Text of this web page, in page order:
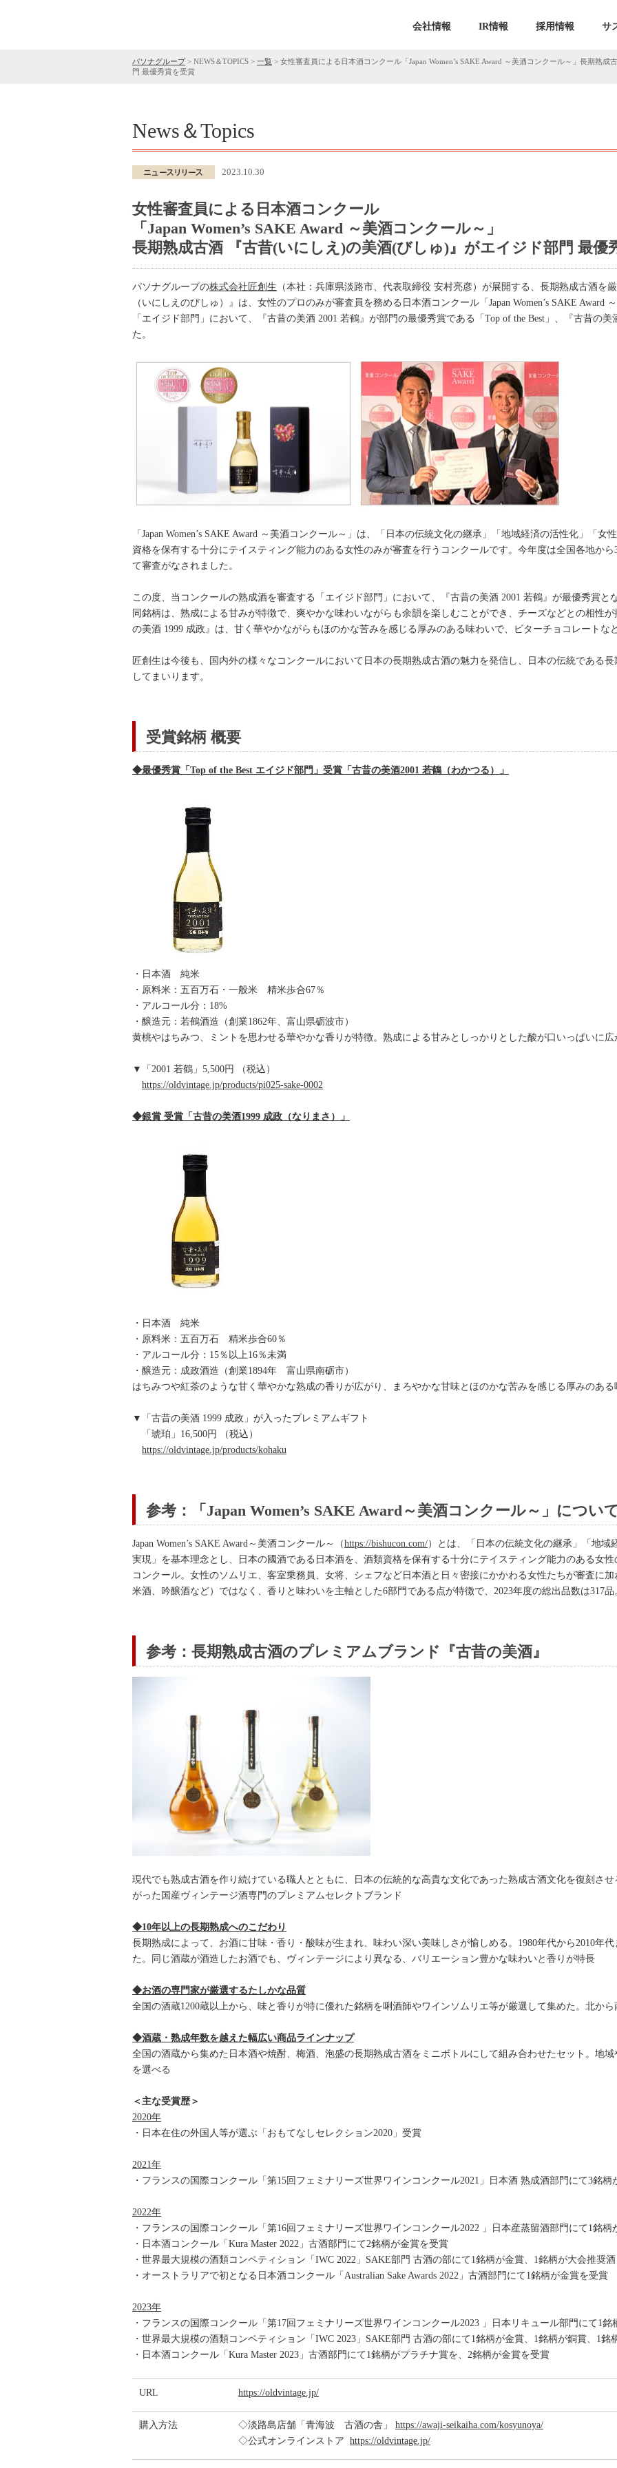
会社情報 IR情報 採用情報 サ
パソナグループ> NEWS＆TOPICS > 一覧 > 女性審査員による日本酒コンクール「Japan Women’s SAKE Award ～美酒コンクール～」長期熟
門 最優秀賞を受賞
News＆Topics
2023.10.30
女性審査員による日本酒コンクール
「Japan Women’s SAKE Award ～美酒コンクール～」
長期熟成古酒 『古昔(いにしえ)の美酒(びしゅ)』がエイジド部門 最優
パソナグループの株式会社匠創生 （本社：兵庫県淡路市、代表取締役 安村亮彦）が展開する、長期熟成古酒を
（いにしえのびしゅ）』は、女性のプロのみが審査員を務める日本酒コンクール「Japan Women’s SAKE Award
「エイジド部門」において、『古昔の美酒 2001 若鶴』が部門の最優秀賞である「Top of the Best」、『古昔の
た。
「Japan Women’s SAKE Award ～美酒コンクール～」は、「日本の伝統文化の継承」「地域経済の活性化」「
資格を保有する十分にテイスティング能力のある女性のみが審査を行うコンクールです。今年度は全国各地か
て審査がなされました。
この度、当コンクールの熟成酒を審査する「エイジド部門」において、『古昔の美酒 2001 若鶴』が最優秀賞と
同銘柄は、熟成による甘みが特徴で、爽やかな味わいながらも余韻を楽しむことができ、チーズなどとの相性
の美酒 1999 成政』は、甘く華やかながらもほのかな苦みを感じる厚みのある味わいで、ビターチョコレートな
匠創生は今後も、国内外の様々なコンクールにおいて日本の長期熟成古酒の魅力を発信し、日本の伝統である
してまいります。
受賞銘柄 概要
◆最優秀賞「Top of the Best エイジド部門」受賞「古昔の美酒2001 若鶴（わかつる）」
・日本酒 純米
・原料米：五百万石・一般米 精米歩合67％
・アルコール分：18%
・醸造元：若鶴酒造（創業1862年、富山県砺波市）
黄桃やはちみつ、ミントを思わせる華やかな香りが特徴。熟成による甘みとしっかりとした酸が口いっぱいに広
▼「2001 若鶴」5,500円 （税込）
https://oldvintage.jp/products/pi025-sake-0002
◆銀賞 受賞「古昔の美酒1999 成政（なりまさ）」
・日本酒 純米
・原料米：五百万石 精米歩合60％
・アルコール分：15％以上16％未満
・醸造元：成政酒造（創業1894年 富山県南砺市）
はちみつや紅茶のような甘く華やかな熟成の香りが広がり、まろやかな甘味とほのかな苦みを感じる厚みのある
▼「古昔の美酒 1999 成政」が入ったプレミアムギフト
「琥珀」16,500円 （税込）
https://oldvintage.jp/products/kohaku
参考：「Japan Women’s SAKE Award～美酒コンクール～」につい
Japan Women’s SAKE Award～美酒コンクール～（https://bishucon.com/）とは、「日本の伝統文化の継承」「地
実現」を基本理念とし、日本の國酒である日本酒を、酒類資格を保有する十分にテイスティング能力のある女
コンクール。女性のソムリエ、客室乗務員、女将、シェフなど日本酒と日々密接にかかわる女性たちが審査に
米酒、吟醸酒など）ではなく、香りと味わいを主軸とした6部門である点が特徴で、2023年度の総出品数は317品
参考：長期熟成古酒のプレミアムブランド『古昔の美酒』
現代でも熟成古酒を作り続けている職人とともに、日本の伝統的な高貴な文化であった熟成古酒文化を復刻さ
がった国産ヴィンテージ酒専門のプレミアムセレクトブランド
◆10年以上の長期熟成へのこだわり
長期熟成によって、お酒に甘味・香り・酸味が生まれ、味わい深い美味しさが愉しめる。1980年代から2010年
た。同じ酒蔵が酒造したお酒でも、ヴィンテージにより異なる、バリエーション豊かな味わいと香りが特長
◆お酒の専門家が厳選するたしかな品質
全国の酒蔵1200蔵以上から、味と香りが特に優れた銘柄を唎酒師やワインソムリエ等が厳選して集めた。北か
◆酒蔵・熟成年数を越えた幅広い商品ラインナップ
全国の酒蔵から集めた日本酒や焼酎、梅酒、泡盛の長期熟成古酒をミニボトルにして組み合わせたセット。地
を選べる
＜主な受賞歴＞
2020年
・日本在住の外国人等が選ぶ「おもてなしセレクション2020」受賞
2021年
・フランスの国際コンクール「第15回フェミナリーズ世界ワインコンクール2021」日本酒 熟成酒部門にて3銘柄
2022年
・フランスの国際コンクール「第16回フェミナリーズ世界ワインコンクール2022 」日本産蒸留酒部門にて1銘
・日本酒コンクール「Kura Master 2022」古酒部門にて2銘柄が金賞を受賞
・世界最大規模の酒類コンペティション「IWC 2022」SAKE部門 古酒の部にて1銘柄が金賞、1銘柄が大会推奨
・オーストラリアで初となる日本酒コンクール「Australian Sake Awards 2022」古酒部門にて1銘柄が金賞を受賞
2023年
・フランスの国際コンクール「第17回フェミナリーズ世界ワインコンクール2023 」日本リキュール部門にて1銘
・世界最大規模の酒類コンペティション「IWC 2023」SAKE部門 古酒の部にて1銘柄が金賞、1銘柄が銅賞、1銘
・日本酒コンクール「Kura Master 2023」古酒部門にて1銘柄がプラチナ賞を、2銘柄が金賞を受賞
URL https://oldvintage.jp/
購入方法 ◇淡路島店舗「青海波 古酒の舎」 https://awaji-seikaiha.com/kosyunoya/
◇公式オンラインストア https://oldvintage.jp/